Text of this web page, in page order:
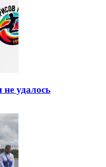
удалось